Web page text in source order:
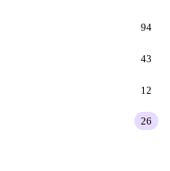
94
43
12
26